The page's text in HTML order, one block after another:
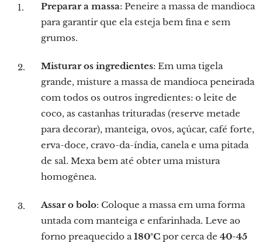
Preparar a massa: Peneire a massa de mandioca
para garantir que ela esteja bem fina e sem
grumos.
Misturar os ingredientes: Em uma tigela
grande, misture a massa de mandioca peneirada
com todos os outros ingredientes: o leite de
coco, as castanhas trituradas (reserve metade
para decorar), manteiga, ovos, açúcar, café forte,
erva-doce, cravo-da-índia, canela e uma pitada
de sal. Mexa bem até obter uma mistura
homogênea.
Assar o bolo: Coloque a massa em uma forma
untada com manteiga e enfarinhada. Leve ao
forno preaquecido a180°C por cerca de 40-45